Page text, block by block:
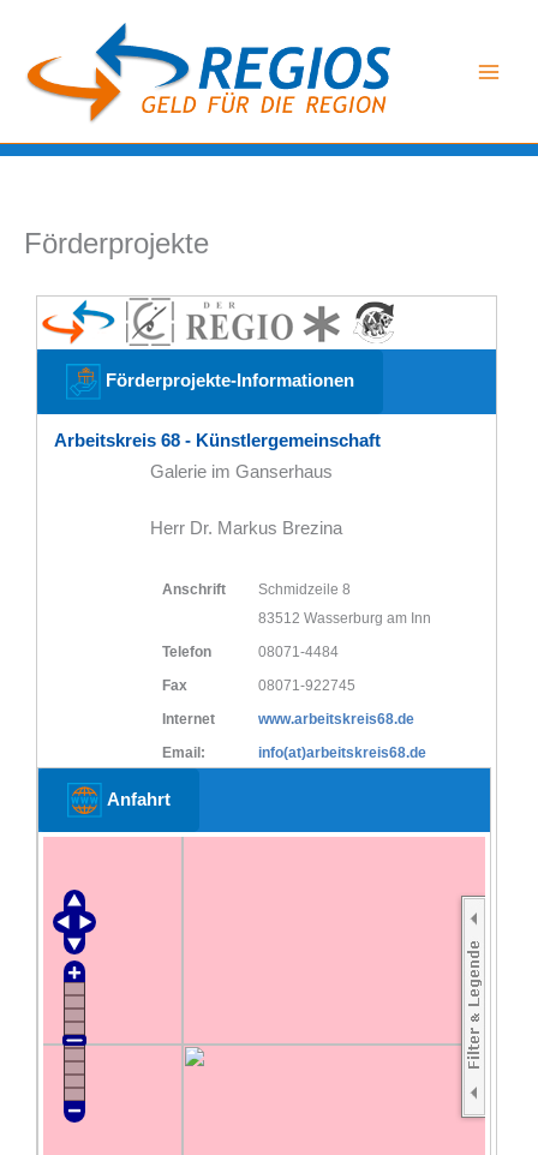
springen
Förderprojekte
Förderprojekte-Informationen
Arbeitskreis 68 - Künstlergemeinschaft
Galerie im Ganserhaus
Herr Dr. Markus Brezina
Anschrift
Schmidzeile 8
83512 Wasserburg am Inn
Telefon
08071-4484
Fax
08071-922745
Internet
www.arbeitskreis68.de
Email:
info(at)arbeitskreis68.de
Anfahrt